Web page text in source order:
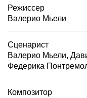
силах бороться с
возникло между
неповторимых по
Режиссер
Валерио Мьели
Сценарист
Валерио Мьели,
Федерика
Композитор